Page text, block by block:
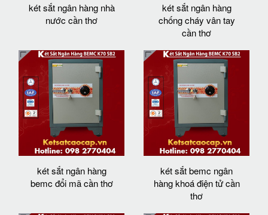
két sắt ngân hàng nhà
nước cần thơ
két sắt ngân hàng
chống cháy vân tay
cần thơ
két sắt ngân hàng
bemc đổi mã cần thơ
két sắt bemc ngân
hàng khoá điện tử cần
thơ